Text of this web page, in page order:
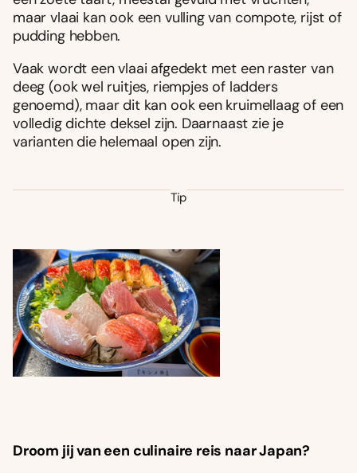
maar vlaai kan ook een vulling van compote, rijst of
pudding hebben.
Vaak wordt een vlaai afgedekt met een raster van
deeg (ook wel ruitjes, riempjes of ladders
genoemd), maar dit kan ook een kruimellaag of een
volledig dichte deksel zijn. Daarnaast zie je
varianten die helemaal open zijn.
Tip
Droom jij van een culinaire reis naar Japan?